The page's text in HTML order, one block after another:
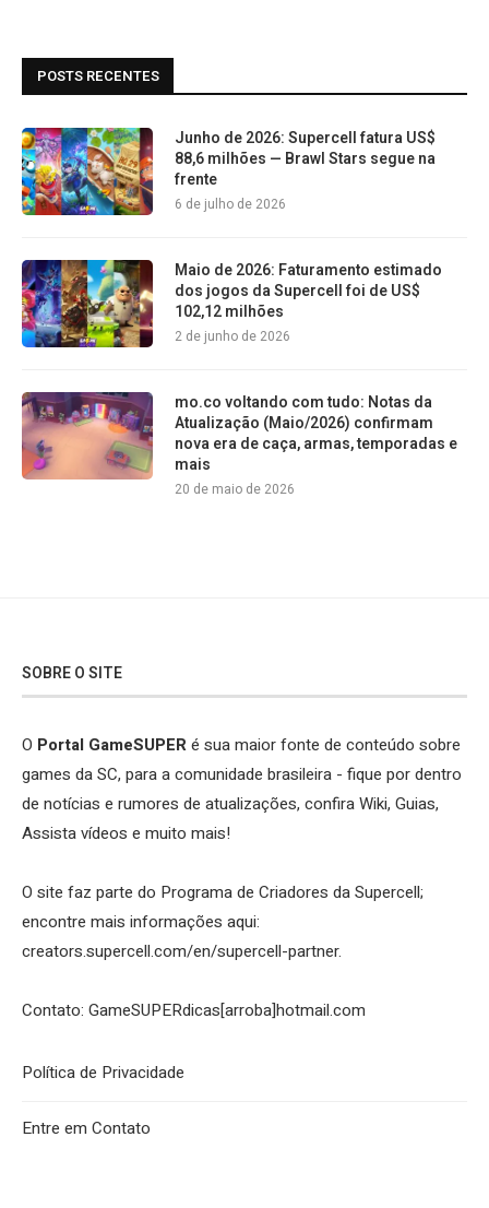
POSTS RECENTES
Junho de 2026: Supercell fatura US$
88,6 milhões — Brawl Stars segue na
frente
6 de julho de 2026
Maio de 2026: Faturamento estimado
dos jogos da Supercell foi de US$
102,12 milhões
2 de junho de 2026
mo.co voltando com tudo: Notas da
Atualização (Maio/2026) confirmam
nova era de caça, armas, temporadas e
mais
20 de maio de 2026
SOBRE O SITE
O Portal GameSUPERé sua maior fonte de conteúdo sobre
games da SC, para a comunidade brasileira - fique por dentro
de notícias e rumores de atualizações, confira Wiki, Guias,
Assista vídeos e muito mais!
O site faz parte do Programa de Criadores da Supercell;
encontre mais informações aqui:
creators.supercell.com/en/supercell-partner.
Contato: GameSUPERdicas[arroba]hotmail.com
Política de Privacidade
Entre em Contato